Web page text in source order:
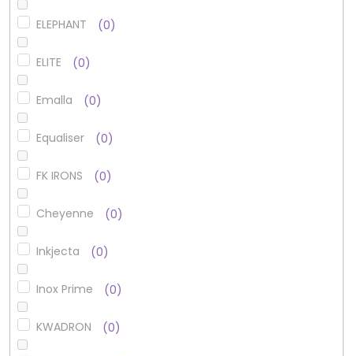
ELEPHANT 0
ELITE 0
Emalla 0
Equaliser 0
FK IRONS 0
Cheyenne 0
Inkjecta 0
Inox Prime 0
KWADRON 0